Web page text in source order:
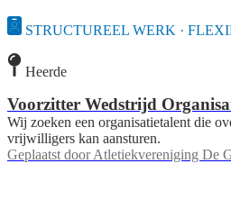
STRUCTUREEL WERK ·
Heerde
Voorzitter Wedstrijd
Wij zoeken een organisatietalent die
vrijwilligers kan aansturen.
Geplaatst door Atletiekvereniging De